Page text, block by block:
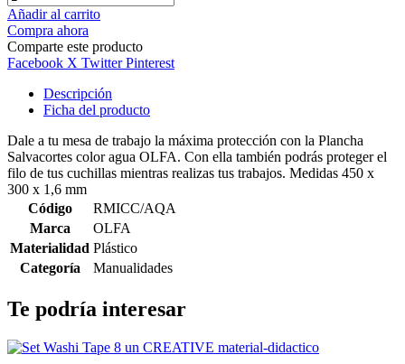
Añadir al carrito
Compra ahora
Comparte este producto
Facebook X Twitter Pinterest
Descripción
Ficha del producto
Dale a tu mesa de trabajo la máxima protección con la Plancha
Salvacortes color agua OLFA. Con ella también podrás proteger el
filo de tus cuchillas mientras realizas tus trabajos. Medidas 450 x
300 x 1,6 mm
Código
RMICC/AQA
Marca
OLFA
Materialidad Plástico
Categoría
Manualidades
Te podría interesar